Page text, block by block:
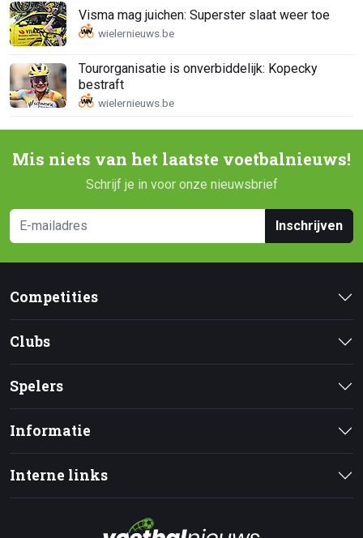
Visma mag juichen: Superster slaat weer toe
Tourorganisatie is onverbiddelijk: Kopecky
bestraft
Mis niets van het laatste voetbalnieuws!
Schrijf je in voor onze nieuwsbrief
Inschrijven
Competities
Clubs
Spelers
Informatie
Interne links